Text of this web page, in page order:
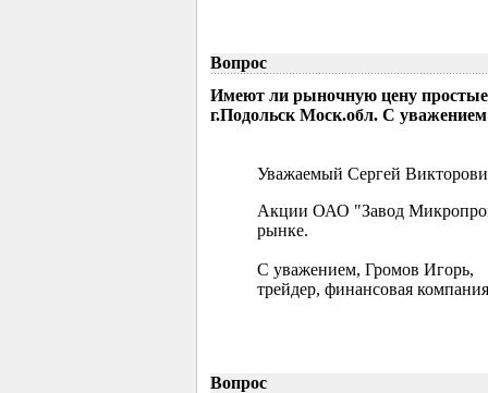
Вопрос
Имеют ли рыночную цену
г.Подольск Моск.обл. С
Уважаемый Сергей
Акции ОАО "Завод
рынке.
С уважением, Громов Игорь,
трейдер, финансовая
Вопрос